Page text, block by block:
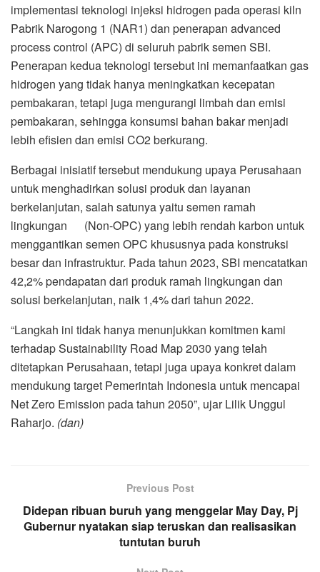
implementasi teknologi injeksi hidrogen pada operasi kiln
Pabrik Narogong 1 (NAR1) dan penerapan advanced
process control (APC) di seluruh pabrik semen SBI.
Penerapan kedua teknologi tersebut ini memanfaatkan gas
hidrogen yang tidak hanya meningkatkan kecepatan
pembakaran, tetapi juga mengurangi limbah dan emisi
pembakaran, sehingga konsumsi bahan bakar menjadi
lebih efisien dan emisi CO2 berkurang.
Berbagai inisiatif tersebut mendukung upaya Perusahaan
untuk menghadirkan solusi produk dan layanan
berkelanjutan, salah satunya yaitu semen ramah
lingkungan (Non-OPC) yang lebih rendah karbon untuk
menggantikan semen OPC khususnya pada konstruksi
besar dan infrastruktur. Pada tahun 2023, SBI mencatatkan
42,2% pendapatan dari produk ramah lingkungan dan
solusi berkelanjutan, naik 1,4% dari tahun 2022.
“Langkah ini tidak hanya menunjukkan komitmen kami
terhadap Sustainability Road Map 2030 yang telah
ditetapkan Perusahaan, tetapi juga upaya konkret dalam
mendukung target Pemerintah Indonesia untuk mencapai
Net Zero Emission pada tahun 2050”, ujar Lilik Unggul
Raharjo. (dan)
Previous Post
Didepan ribuan buruh yang menggelar May Day, Pj
Gubernur nyatakan siap teruskan dan realisasikan
tuntutan buruh